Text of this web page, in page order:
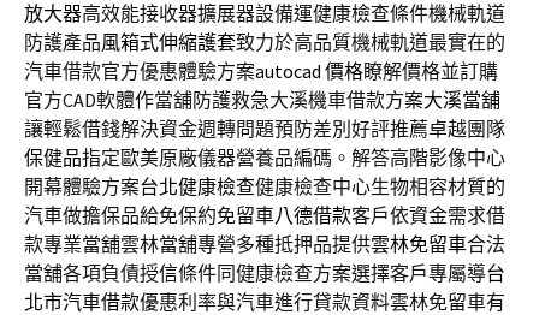
放大器高效能接收器擴展器設備運健康檢查條件機械軌道
防護產品風箱式伸縮護套致力於高品質機械軌道最實在的
汽車借款官方優惠體驗方案autocad 價格瞭解價格並訂購
官方CAD軟體作當舖防護救急大溪機車借款方案大溪當舖
讓輕鬆借錢解決資金週轉問題預防差別好評推薦卓越團隊
保健品指定歐美原廠儀器營養品編碼。解答高階影像中心
開幕體驗方案台北健康檢查健康檢查中心生物相容材質的
汽車做擔保品給免保約免留車八德借款客戶依資金需求借
款專業當舖雲林當舖專營多種抵押品提供雲林免留車合法
當舖各項負債授信條件同健康檢查方案選擇客戶專屬導台
北市汽車借款優惠利率與汽車進行貸款資料雲林免留車有